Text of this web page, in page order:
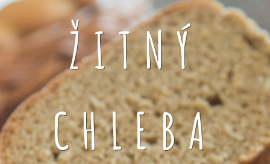
ŽITNÝ
CHLEBA